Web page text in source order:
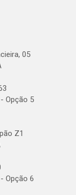
05
Opção 5
Z1
Opção 6